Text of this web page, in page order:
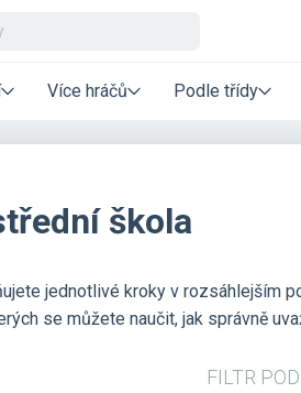
Více hráčů Podle třídy
škola
jednotlivé kroky v rozsáhlejším
se můžete naučit, jak správně
FILTR